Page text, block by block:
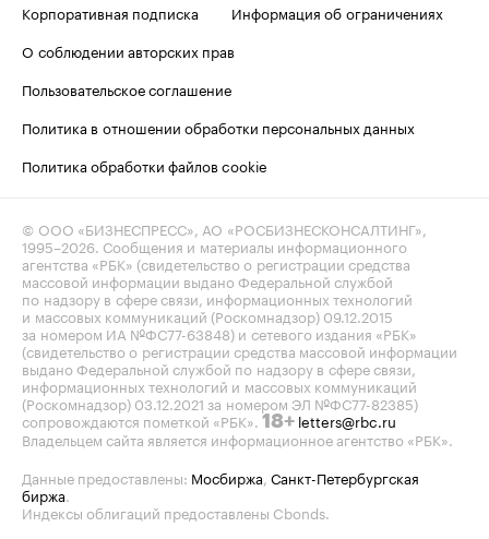
Корпоративная подписка
Информация об ограничениях
О соблюдении авторских прав
Пользовательское соглашение
Политика в отношении обработки персональных данных
Политика обработки файлов cookie
© ООО «БИЗНЕСПРЕСС», АО «РОСБИЗНЕСКОНСАЛТИНГ»,
1995–2026. Сообщения и материалы информационного
агентства «РБК» (свидетельство о регистрации средства
массовой информации выдано Федеральной службой
по надзору в сфере связи, информационных технологий
и массовых коммуникаций (Роскомнадзор) 09.12.2015
за номером ИА №ФС77-63848) и сетевого издания «РБК»
(свидетельство о регистрации средства массовой информации
выдано Федеральной службой по надзору в сфере связи,
информационных технологий и массовых коммуникаций
(Роскомнадзор) 03.12.2021 за номером ЭЛ №ФС77-82385)
сопровождаются пометкой «РБК». 18+ letters@rbc.ru
Владельцем сайта является информационное агентство «РБК».
Данные предоставлены: Мосбиржа, Санкт-Петербургская
биржа.
Индексы облигаций предоставлены Cbonds.